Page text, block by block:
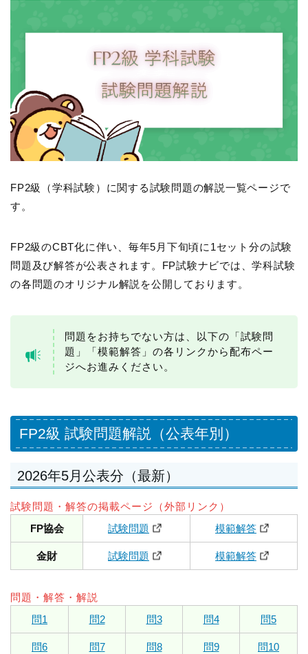
FP2級（学科試験）に関する試験問題の解説一覧ページで
す。
FP2級のCBT化に伴い、毎年5月下旬頃に1セット分の試験
問題及び解答が公表されます。FP試験ナビでは、学科試験
の各問題のオリジナル解説を公開しております。
問題をお持ちでない方は、以下の「試験問
題」「模範解答」の各リンクから配布ペー
ジへお進みください。
FP2級 試験問題解説（公表年別）
2026年5月公表分（最新）
試験問題・解答の掲載ページ（外部リンク）
FP協会
試験問題 模範解答
金財 試験問題 模範解答
問題・解答・解説
問1
問2 問3 問4 問5
問6 問7 問8 問9 問10